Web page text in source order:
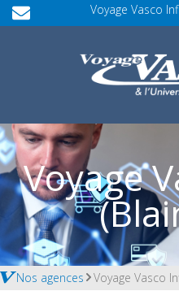
Voyage Vasco
Voyage
Nos agences Voyage Vasco